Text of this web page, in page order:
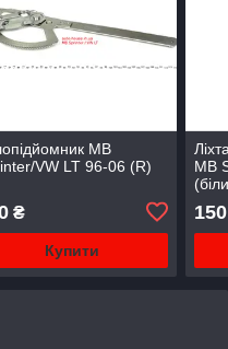
MB
VW LT 96-06 (R)
₴
Купити
MB
150